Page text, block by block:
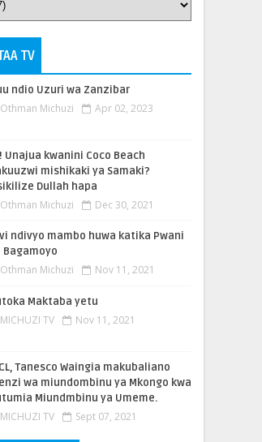
TV
ndio Uzuri wa Zanzibar
Othman Michuzi Apr 02, 2023
Unajua kwanini Coco Beach
mishikaki ya Samaki?
Dullah hapa
Othman Michuzi Dec 30, 2021
ndivyo mambo huwa katika Pwani
Bagamoyo
Othman Michuzi Nov 11, 2021
Maktaba yetu
MICHUZI TV Nov 11, 2021
Tanesco Waingia makubaliano
wa miundombinu ya Mkongo kwa
Miundmbinu ya Umeme.
MICHUZI TV Sept 07, 2021